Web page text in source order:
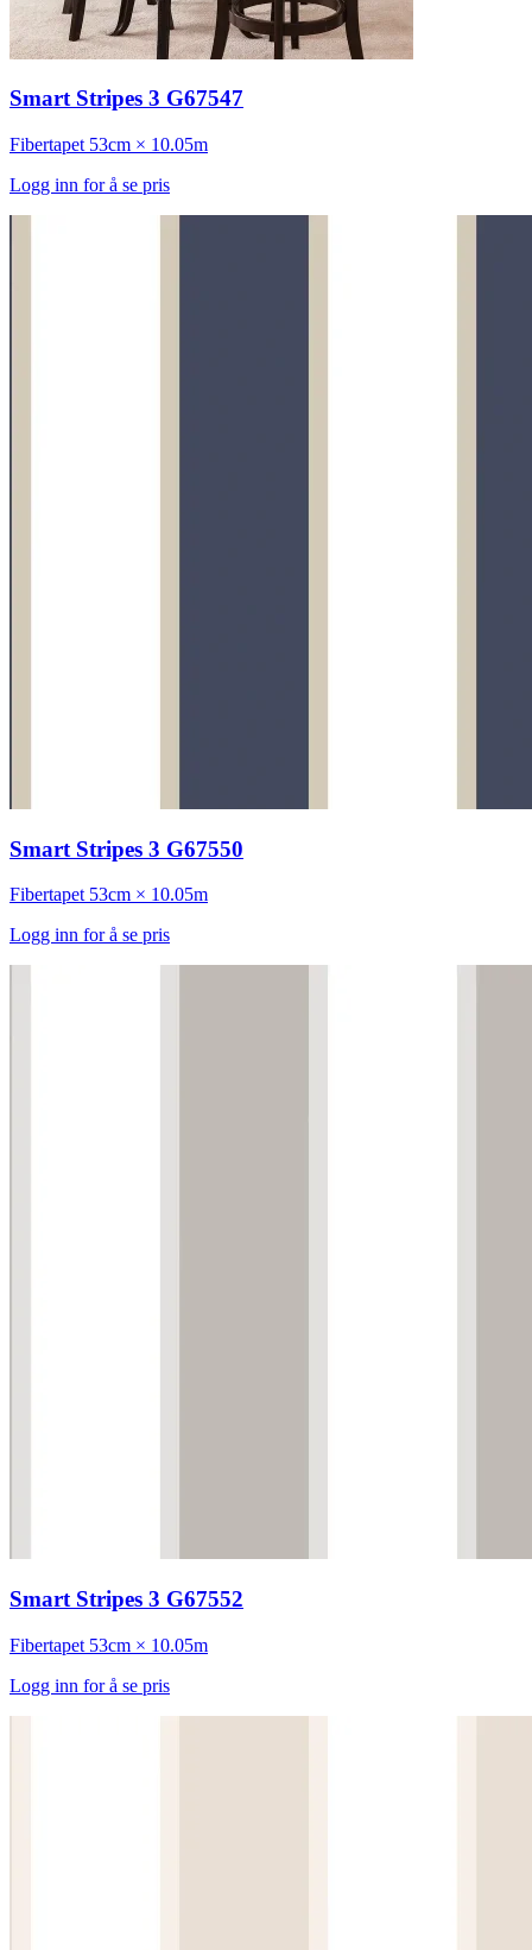
Smart Stripes 3 G67547
Fibertapet 53cm × 10.05m
Logg inn for å se pris
Smart Stripes 3 G67550
Fibertapet 53cm × 10.05m
Logg inn for å se pris
Smart Stripes 3 G67552
Fibertapet 53cm × 10.05m
Logg inn for å se pris